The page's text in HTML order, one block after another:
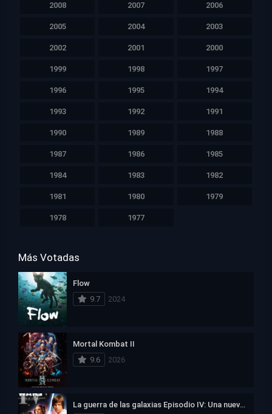
2008 2007 2006
2005 2004 2003
2002 2001 2000
1999 1998 1997
1996 1995 1994
1993 1992 1991
1990 1989 1988
1987 1986 1985
1984 1983 1982
1981 1980 1979
1978 1977
Más Votadas
Flow
9.7
2024
Mortal Kombat II
9.6
2026
La guerra de las galaxias Episodio IV: Una nueva esperanza